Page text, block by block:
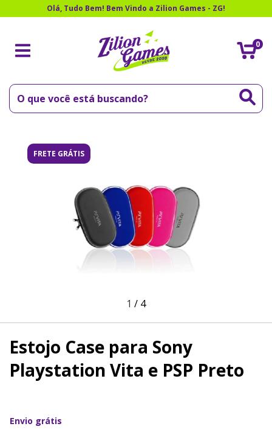
Olá, Tudo Bem! Bem Vindo a Zilion Games - ZG!
0
FRETE GRÁTIS
1 / 4
Estojo Case para Sony
Playstation Vita e PSP Preto
Envio grátis